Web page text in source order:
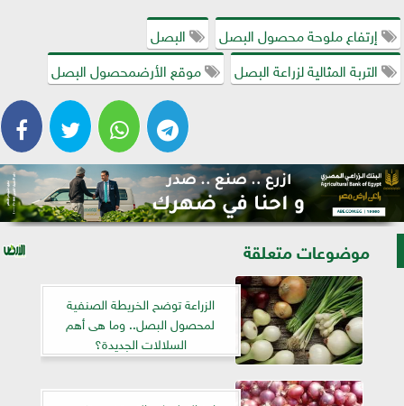
إرتفاع ملوحة محصول البصل
البصل
التربة المثالية لزراعة البصل
موقع الأرضمحصول البصل
موضوعات متعلقة
الزراعة توضح الخريطة الصنفية
لمحصول البصل.. وما هى أهم
السلالات الجديدة؟